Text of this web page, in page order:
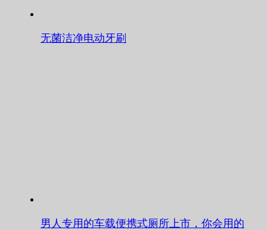
无菌洁净电动牙刷
男人专用的车载便携式厕所上市，你会用的